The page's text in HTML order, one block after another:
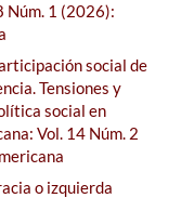
Núm. 1 (2026):
social de
Tensiones y
social en
Vol. 14 Núm. 2
o izquierda